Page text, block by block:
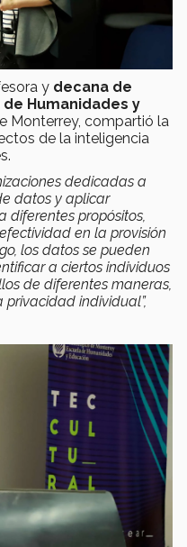
y decana de
Humanidades y
Monterrey, compartió la
de la inteligencia
dedicadas a
datos y aplicar
propósitos,
en la provisión
los datos se pueden
a ciertos individuos
de diferentes maneras,
individual”,